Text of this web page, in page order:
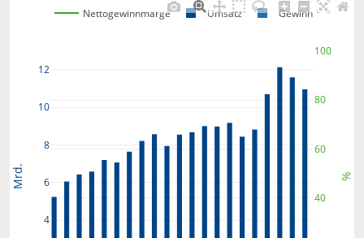
4
6
8
10
12
40
60
80
100
Nettogewinnmarge Umsatz Gewinn
Mrd. %